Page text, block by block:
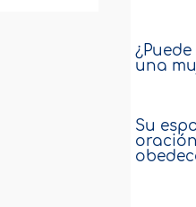
una
Su